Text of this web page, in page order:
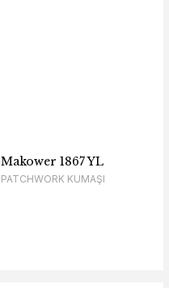
Makower 1867 YL
PATCHWORK KUMAŞI